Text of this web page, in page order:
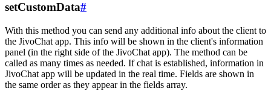
setCustomData#
With this method you can send any additional info about the client to
the JivoChat app. This info will be shown in the client's information
panel (in the right side of the JivoChat app). The method can be
called as many times as needed. If chat is established, information in
JivoChat app will be updated in the real time. Fields are shown in
the same order as they appear in the fields array.